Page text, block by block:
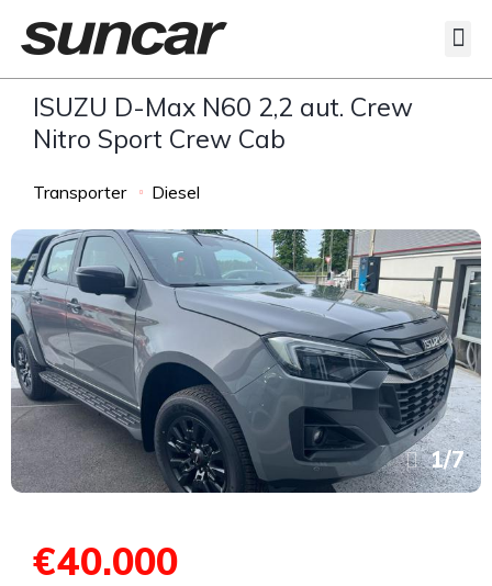
ISUZU D-Max N60 2,2 aut. Crew
Nitro Sport Crew Cab
Transporter Diesel
1/7
€40.000